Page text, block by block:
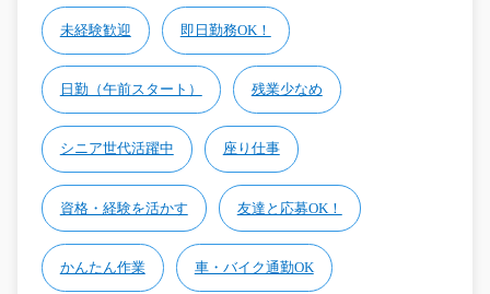
未経験歓迎 即日勤務OK！
日勤（午前スタート） 残業少なめ
シニア世代活躍中 座り仕事
資格・経験を活かす 友達と応募OK！
かんたん作業 車・バイク通勤OK